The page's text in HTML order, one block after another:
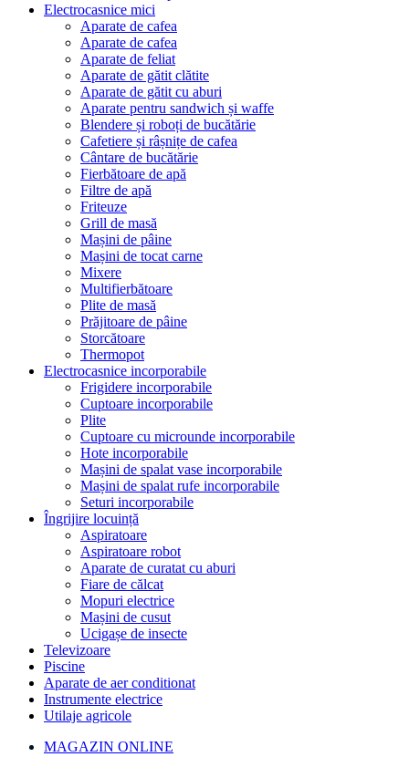
Electrocasnice mici
Aparate de cafea
Aparate de cafea
Aparate de feliat
Aparate de gătit clătite
Aparate de gătit cu aburi
Aparate pentru sandwich și waffe
Blendere și roboți de bucătărie
Cafetiere și râșnițe de cafea
Cântare de bucătărie
Fierbătoare de apă
Filtre de apă
Friteuze
Grill de masă
Mașini de pâine
Mașini de tocat carne
Mixere
Multifierbătoare
Plite de masă
Prăjitoare de pâine
Storcătoare
Thermopot
Electrocasnice incorporabile
Frigidere incorporabile
Cuptoare incorporabile
Plite
Cuptoare cu microunde incorporabile
Hote incorporabile
Mașini de spalat vase incorporabile
Mașini de spalat rufe incorporabile
Seturi incorporabile
Îngrijire locuință
Aspiratoare
Aspiratoare robot
Aparate de curatat cu aburi
Fiare de călcat
Mopuri electrice
Mașini de cusut
Ucigașe de insecte
Televizoare
Piscine
Aparate de aer conditionat
Instrumente electrice
Utilaje agricole
MAGAZIN ONLINE